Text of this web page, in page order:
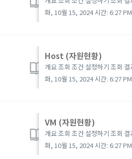
화, 10월 15, 2024 시간: 6:27 PM
Host (자원현황)
화, 10월 15, 2024 시간: 6:27 PM
VM (자원현황)
화, 10월 15, 2024 시간: 6:27 PM